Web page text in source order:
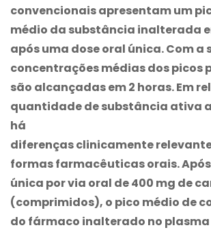
convencionais apresentam um
médio da substância inalterada
após uma dose oral única. Com a
concentrações médias dos picos
são alcançadas em 2 horas. Em
quantidade de substância ativa
há
diferenças clinicamente
formas farmacêuticas orais.
única por via oral de 400 mg de
(comprimidos), o pico médio de
do fármaco inalterado no plasma